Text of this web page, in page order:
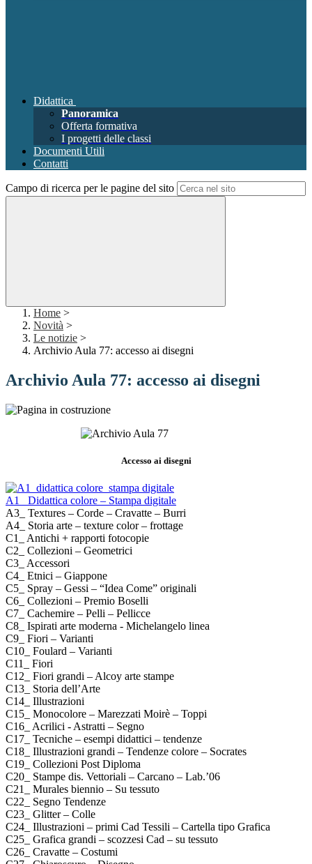
Didattica
Panoramica
Offerta formativa
I progetti delle classi
Documenti Utili
Contatti
Campo di ricerca per le pagine del sito
Home >
Novità >
Le notizie >
Archivio Aula 77: accesso ai disegni
Archivio Aula 77: accesso ai disegni
Accesso ai disegni
A1_ Didattica colore – Stampa digitale
A3_ Textures – Corde – Cravatte – Burri
A4_ Storia arte – texture color – frottage
C1_ Antichi + rapporti fotocopie
C2_ Collezioni – Geometrici
C3_ Accessori
C4_ Etnici – Giappone
C5_ Spray – Gessi – “Idea Come” originali
C6_ Collezioni – Premio Boselli
C7_ Cachemire – Pelli – Pellicce
C8_ Ispirati arte moderna - Michelangelo linea
C9_ Fiori – Varianti
C10_ Foulard – Varianti
C11_ Fiori
C12_ Fiori grandi – Alcoy arte stampe
C13_ Storia dell’Arte
C14_ Illustrazioni
C15_ Monocolore – Marezzati Moirè – Toppi
C16_ Acrilici - Astratti – Segno
C17_ Tecniche – esempi didattici – tendenze
C18_ Illustrazioni grandi – Tendenze colore – Socrates
C19_ Collezioni Post Diploma
C20_ Stampe dis. Vettoriali – Carcano – Lab.’06
C21_ Murales biennio – Su tessuto
C22_ Segno Tendenze
C23_ Glitter – Colle
C24_ Illustrazioni – primi Cad Tessili – Cartella tipo Grafica
C25_ Grafica grandi – scozzesi Cad – su tessuto
C26_ Cravatte – Costumi